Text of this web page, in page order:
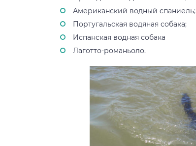
Американский водный спаниель;
Португальская водяная собака;
Испанская водная собака
Лаготто-романьоло.